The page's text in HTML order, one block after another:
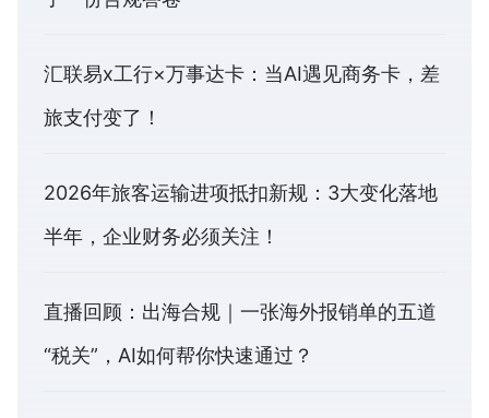
汇联易x工行×万事达卡：当AI遇见商务卡，差
旅支付变了！
2026年旅客运输进项抵扣新规：3大变化落地
半年，企业财务必须关注！
直播回顾：出海合规｜一张海外报销单的五道
“税关”，AI如何帮你快速通过？